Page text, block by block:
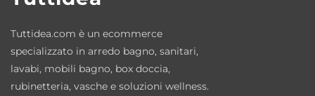
stile.
Ceramica sanitaria resistente e facile da
pulire
La ceramica Kerasan garantisce elevata
Tuttidea.com è un ecommerce
specializzato in arredo bagno, sanitari,
lavabi, mobili bagno, box doccia,
rubinetteria, vasche e soluzioni wellness.